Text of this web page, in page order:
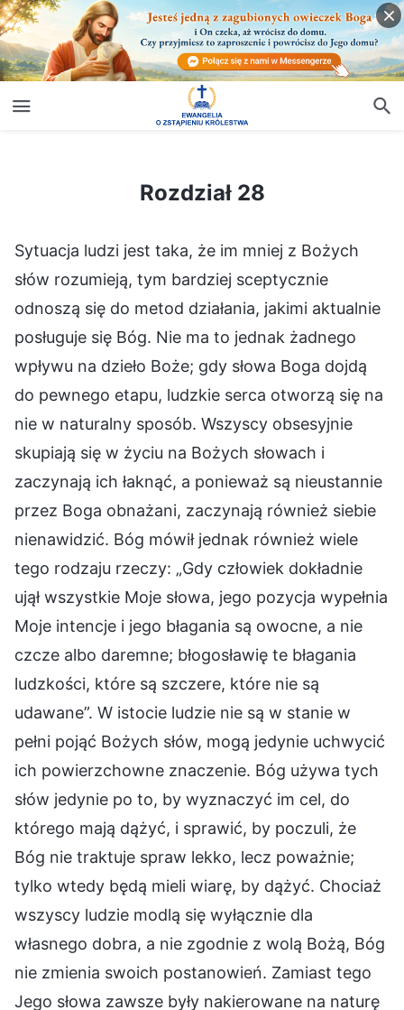
Rozdział 28
Sytuacja ludzi jest taka, że im mniej z Bożych
słów rozumieją, tym bardziej sceptycznie
odnoszą się do metod działania, jakimi aktualnie
posługuje się Bóg. Nie ma to jednak żadnego
wpływu na dzieło Boże; gdy słowa Boga dojdą
do pewnego etapu, ludzkie serca otworzą się na
nie w naturalny sposób. Wszyscy obsesyjnie
skupiają się w życiu na Bożych słowach i
zaczynają ich łaknąć, a ponieważ są nieustannie
przez Boga obnażani, zaczynają również siebie
nienawidzić. Bóg mówił jednak również wiele
tego rodzaju rzeczy: „Gdy człowiek dokładnie
ujął wszystkie Moje słowa, jego pozycja wypełnia
Moje intencje i jego błagania są owocne, a nie
czcze albo daremne; błogosławię te błagania
ludzkości, które są szczere, które nie są
udawane”. W istocie ludzie nie są w stanie w
pełni pojąć Bożych słów, mogą jedynie uchwycić
ich powierzchowne znaczenie. Bóg używa tych
słów jedynie po to, by wyznaczyć im cel, do
którego mają dążyć, i sprawić, by poczuli, że
Bóg nie traktuje spraw lekko, lecz poważnie;
tylko wtedy będą mieli wiarę, by dążyć. Chociaż
wszyscy ludzie modlą się wyłącznie dla
własnego dobra, a nie zgodnie z wolą Bożą, Bóg
nie zmienia swoich postanowień. Zamiast tego
Jego słowa zawsze były nakierowane na naturę